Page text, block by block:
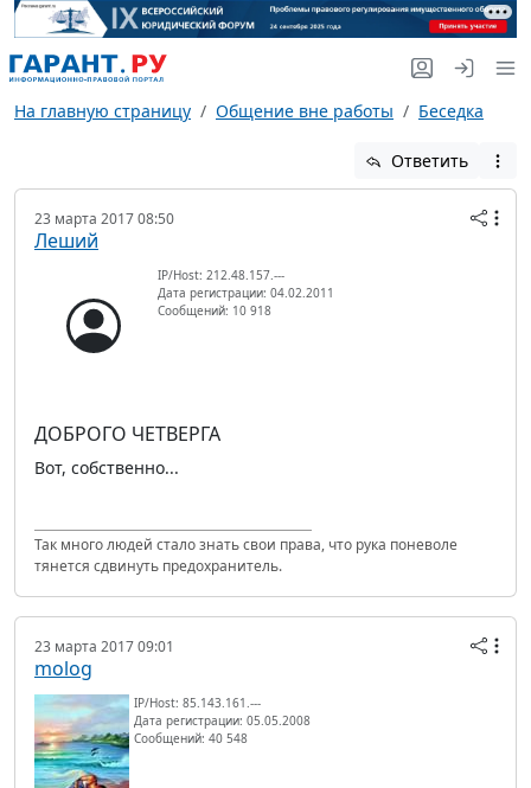
На главную страницу Общение вне работы Беседка
Ответить
23 марта 2017 08:50
Леший
IP/Host: 212.48.157.---
Дата регистрации: 04.02.2011
Сообщений: 10 918
ДОБРОГО ЧЕТВЕРГА
Вот, собственно...
Так много людей стало знать свои права, что рука поневоле
тянется сдвинуть предохранитель.
23 марта 2017 09:01
molog
IP/Host: 85.143.161.---
Дата регистрации: 05.05.2008
Сообщений: 40 548